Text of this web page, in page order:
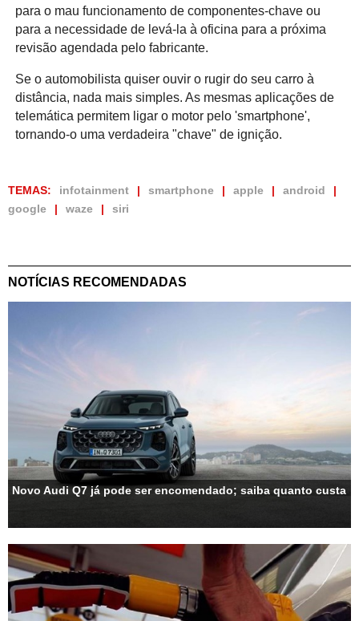
para o mau funcionamento de componentes-chave ou
para a necessidade de levá-la à oficina para a próxima
revisão agendada pelo fabricante.
Se o automobilista quiser ouvir o rugir do seu carro à
distância, nada mais simples. As mesmas aplicações de
telemática permitem ligar o motor pelo 'smartphone',
tornando-o uma verdadeira "chave" de ignição.
TEMAS: infotainment smartphone apple
android
google
waze siri
NOTÍCIAS RECOMENDADAS
Novo Audi Q7 já pode ser encomendado; saiba quanto custa